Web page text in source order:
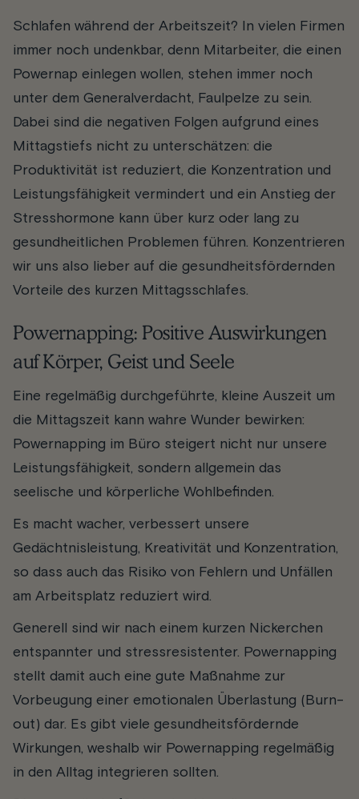
Schlafen während der Arbeitszeit? In vielen Firmen
immer noch undenkbar, denn Mitarbeiter, die einen
Powernap einlegen wollen, stehen immer noch
unter dem Generalverdacht, Faulpelze zu sein.
Dabei sind die negativen Folgen aufgrund eines
Mittagstiefs nicht zu unterschätzen: die
Produktivität ist reduziert, die Konzentration und
Leistungsfähigkeit vermindert und ein Anstieg der
Stresshormone kann über kurz oder lang zu
gesundheitlichen Problemen führen. Konzentrieren
wir uns also lieber auf die gesundheitsfördernden
Vorteile des kurzen Mittagsschlafes.
Powernapping: Positive Auswirkungen
auf Körper, Geist und Seele
Eine regelmäßig durchgeführte, kleine Auszeit um
die Mittagszeit kann wahre Wunder bewirken:
Powernapping im Büro steigert nicht nur unsere
Leistungsfähigkeit, sondern allgemein das
seelische und körperliche Wohlbefinden.
Es macht wacher, verbessert unsere
Gedächtnisleistung, Kreativität und Konzentration,
so dass auch das Risiko von Fehlern und Unfällen
am Arbeitsplatz reduziert wird.
Generell sind wir nach einem kurzen Nickerchen
entspannter und stressresistenter. Powernapping
stellt damit auch eine gute Maßnahme zur
Vorbeugung einer emotionalen Überlastung (Burn-
out) dar. Es gibt viele gesundheitsfördernde
Wirkungen, weshalb wir Powernapping regelmäßig
in den Alltag integrieren sollten.